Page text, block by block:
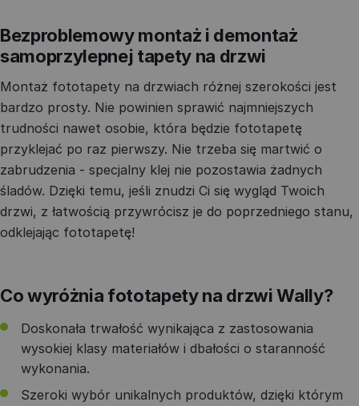
Bezproblemowy montaż i demontaż
samoprzylepnej tapety na drzwi
Montaż fototapety na drzwiach różnej szerokości jest
bardzo prosty. Nie powinien sprawić najmniejszych
trudności nawet osobie, która będzie fototapetę
przyklejać po raz pierwszy. Nie trzeba się martwić o
zabrudzenia - specjalny klej nie pozostawia żadnych
śladów. Dzięki temu, jeśli znudzi Ci się wygląd Twoich
drzwi, z łatwością przywrócisz je do poprzedniego stanu,
odklejając fototapetę!
Co wyróżnia fototapety na drzwi Wally?
Doskonała trwałość wynikająca z zastosowania
wysokiej klasy materiałów i dbałości o staranność
wykonania.
Szeroki wybór unikalnych produktów, dzięki którym